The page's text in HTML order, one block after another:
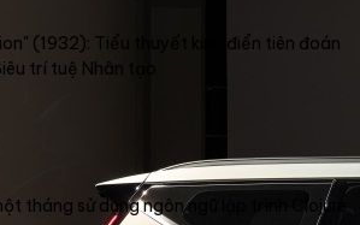
(1932): Tiểu thuyết kinh điển tiên đoán
trí tuệ Nhân tạo
tháng sử dụng ngôn ngữ lập trình Clojure